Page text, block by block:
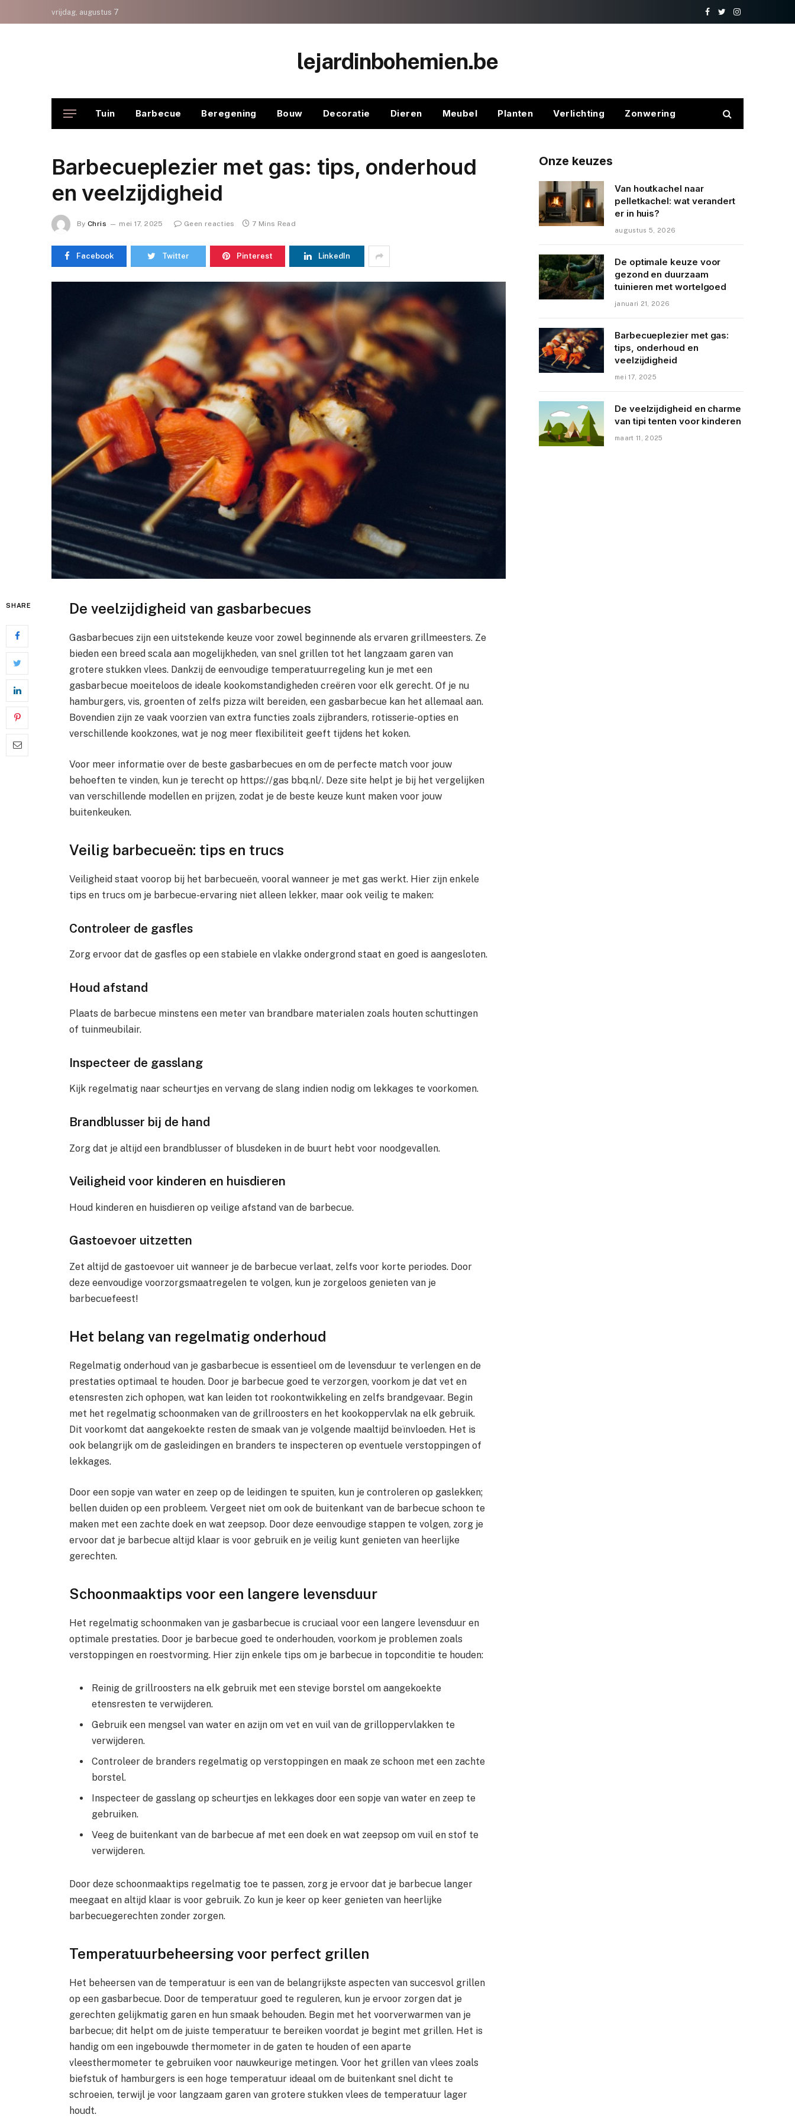
vrijdag, augustus 7
Facebook
TwitterInstagram
lejardinbohemien.be
Tuin Barbecue Beregening Bouw Decoratie Dieren Meubel Planten Verlichting Zonwering
Barbecueplezier met gas: tips, onderhoud
en veelzijdigheid
By Chris mei 17, 2025 Geen reacties 7 Mins Read
Facebook Twitter Pinterest LinkedIn
SHARE De veelzijdigheid van gasbarbecues
Gasbarbecues zijn een uitstekende keuze voor zowel beginnende als ervaren grillmeesters. Ze
bieden een breed scala aan mogelijkheden, van snel grillen tot het langzaam garen van
grotere stukken vlees. Dankzij de eenvoudige temperatuurregeling kun je met een
gasbarbecue moeiteloos de ideale kookomstandigheden creëren voor elk gerecht. Of je nu
hamburgers, vis, groenten of zelfs pizza wilt bereiden, een gasbarbecue kan het allemaal aan.
Bovendien zijn ze vaak voorzien van extra functies zoals zijbranders, rotisserie-opties en
verschillende kookzones, wat je nog meer flexibiliteit geeft tijdens het koken.
Voor meer informatie over de beste gasbarbecues en om de perfecte match voor jouw
behoeften te vinden, kun je terecht op https://gas bbq.nl/. Deze site helpt je bij het vergelijken
van verschillende modellen en prijzen, zodat je de beste keuze kunt maken voor jouw
buitenkeuken.
Veilig barbecueën: tips en trucs
Veiligheid staat voorop bij het barbecueën, vooral wanneer je met gas werkt. Hier zijn enkele
tips en trucs om je barbecue-ervaring niet alleen lekker, maar ook veilig te maken:
Controleer de gasfles
Zorg ervoor dat de gasfles op een stabiele en vlakke ondergrond staat en goed is aangesloten.
Houd afstand
Plaats de barbecue minstens een meter van brandbare materialen zoals houten schuttingen
of tuinmeubilair.
Inspecteer de gasslang
Kijk regelmatig naar scheurtjes en vervang de slang indien nodig om lekkages te voorkomen.
Brandblusser bij de hand
Zorg dat je altijd een brandblusser of blusdeken in de buurt hebt voor noodgevallen.
Veiligheid voor kinderen en huisdieren
Houd kinderen en huisdieren op veilige afstand van de barbecue.
Gastoevoer uitzetten
Zet altijd de gastoevoer uit wanneer je de barbecue verlaat, zelfs voor korte periodes. Door
deze eenvoudige voorzorgsmaatregelen te volgen, kun je zorgeloos genieten van je
barbecuefeest!
Het belang van regelmatig onderhoud
Regelmatig onderhoud van je gasbarbecue is essentieel om de levensduur te verlengen en de
prestaties optimaal te houden. Door je barbecue goed te verzorgen, voorkom je dat vet en
etensresten zich ophopen, wat kan leiden tot rookontwikkeling en zelfs brandgevaar. Begin
met het regelmatig schoonmaken van de grillroosters en het kookoppervlak na elk gebruik.
Dit voorkomt dat aangekoekte resten de smaak van je volgende maaltijd beïnvloeden. Het is
ook belangrijk om de gasleidingen en branders te inspecteren op eventuele verstoppingen of
lekkages.
Door een sopje van water en zeep op de leidingen te spuiten, kun je controleren op gaslekken;
bellen duiden op een probleem. Vergeet niet om ook de buitenkant van de barbecue schoon te
maken met een zachte doek en wat zeepsop. Door deze eenvoudige stappen te volgen, zorg je
ervoor dat je barbecue altijd klaar is voor gebruik en je veilig kunt genieten van heerlijke
gerechten.
Schoonmaaktips voor een langere levensduur
Het regelmatig schoonmaken van je gasbarbecue is cruciaal voor een langere levensduur en
optimale prestaties. Door je barbecue goed te onderhouden, voorkom je problemen zoals
verstoppingen en roestvorming. Hier zijn enkele tips om je barbecue in topconditie te houden:
Reinig de grillroosters na elk gebruik met een stevige borstel om aangekoekte
etensresten te verwijderen.
Gebruik een mengsel van water en azijn om vet en vuil van de grilloppervlakken te
verwijderen.
Controleer de branders regelmatig op verstoppingen en maak ze schoon met een zachte
borstel.
Inspecteer de gasslang op scheurtjes en lekkages door een sopje van water en zeep te
gebruiken.
Veeg de buitenkant van de barbecue af met een doek en wat zeepsop om vuil en stof te
verwijderen.
Door deze schoonmaaktips regelmatig toe te passen, zorg je ervoor dat je barbecue langer
meegaat en altijd klaar is voor gebruik. Zo kun je keer op keer genieten van heerlijke
barbecuegerechten zonder zorgen.
Temperatuurbeheersing voor perfect grillen
Het beheersen van de temperatuur is een van de belangrijkste aspecten van succesvol grillen
op een gasbarbecue. Door de temperatuur goed te reguleren, kun je ervoor zorgen dat je
gerechten gelijkmatig garen en hun smaak behouden. Begin met het voorverwarmen van je
barbecue; dit helpt om de juiste temperatuur te bereiken voordat je begint met grillen. Het is
handig om een ingebouwde thermometer in de gaten te houden of een aparte
vleesthermometer te gebruiken voor nauwkeurige metingen. Voor het grillen van vlees zoals
biefstuk of hamburgers is een hoge temperatuur ideaal om de buitenkant snel dicht te
schroeien, terwijl je voor langzaam garen van grotere stukken vlees de temperatuur lager
houdt.
Onze keuzes
Van houtkachel naar
pelletkachel: wat verandert
er in huis?
augustus 5, 2026
De optimale keuze voor
gezond en duurzaam
tuinieren met wortelgoed
januari 21, 2026
Barbecueplezier met gas:
tips, onderhoud en
veelzijdigheid
mei 17, 2025
De veelzijdigheid en charme
van tipi tenten voor kinderen
maart 11, 2025